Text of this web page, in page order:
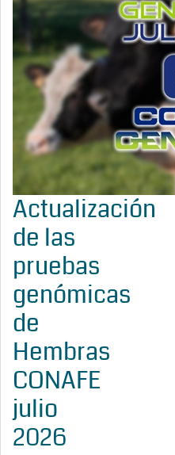
Actualización
de las
pruebas
genómicas
de
Hembras
CONAFE
julio
2026